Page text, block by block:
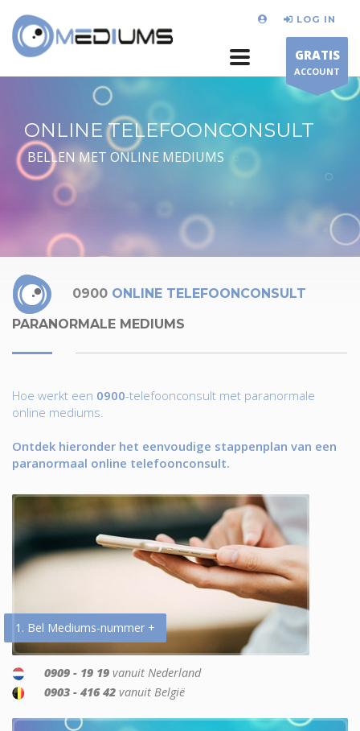
LOG IN
GRATIS
ACCOUNT
ONLINE TELEFOONCONSULT
BELLEN MET ONLINE MEDIUMS
0900 ONLINE TELEFOONCONSULT
PARANORMALE MEDIUMS
Hoe werkt een 0900-telefoonconsult met paranormale
online mediums.
Ontdek hieronder het eenvoudige stappenplan van een
paranormaal online telefoonconsult.
1. Bel Mediums-nummer +
0909 - 19 19 vanuit Nederland
0903 - 416 42 vanuit België